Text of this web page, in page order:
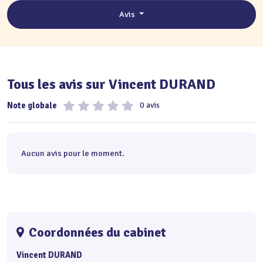
Avis
Tous les avis sur Vincent DURAND
Note globale 0 avis
Aucun avis pour le moment.
Coordonnées du cabinet
Vincent DURAND